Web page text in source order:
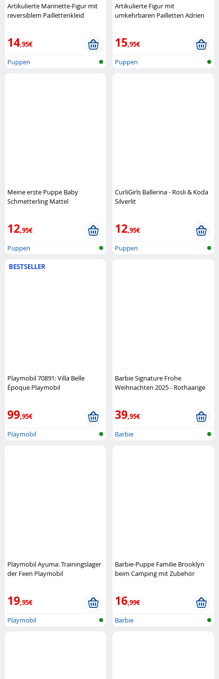
Artikulierte Marinette-Figur mit
reversiblem Paillettenkleid
14,95€
Puppen
Artikulierte Figur mit
umkehrbaren Pailletten Adrien
15,95€
Puppen
Meine erste Puppe Baby
Schmetterling Mattel
12,95€
Puppen
CurliGirls Ballerina - Rosli & Koda
Silverlit
12,95€
Puppen
BESTSELLER
Playmobil 70891: Villa Belle
Époque Playmobil
99,95€
Playmobil
Barbie Signature Frohe
Weihnachten 2025 - Rothaarige
39,95€
Barbie
Playmobil Ayuma: Trainingslager
der Feen Playmobil
19,95€
Playmobil
Barbie-Puppe Familie Brooklyn
beim Camping mit Zubehör
16,99€
Barbie